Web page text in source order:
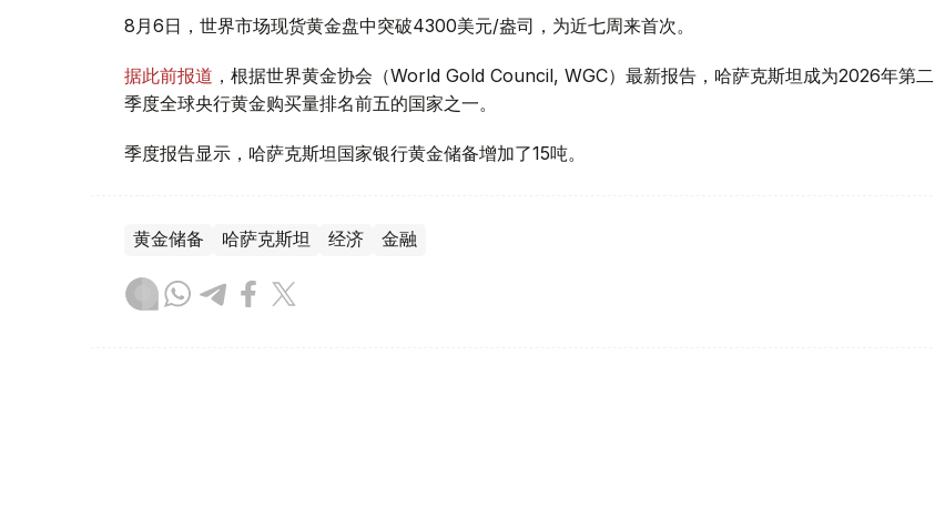
8月6日，世界市场现货黄金盘中突破4300美元/盎司，为近七周来首次。
据此前报道 ，根据世界黄金协会（World Gold Council, WGC）最新报告，哈萨克斯坦成为2026年第二
季度全球央行黄金购买量排名前五的国家之一。
季度报告显示，哈萨克斯坦国家银行黄金储备增加了15吨。
黄金储备 哈萨克斯坦 经济 金融